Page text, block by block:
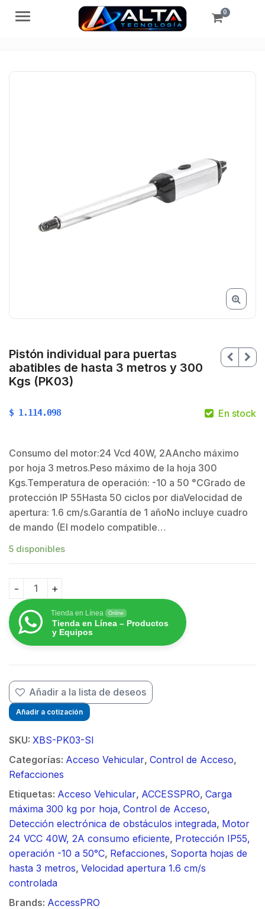
Menú 0
Pistón individual para puertas
abatibles de hasta 3 metros y 300
Kgs (PK03)
$
$ 1.114.098 En stock
Consumo del motor:24 Vcd 40W, 2AAncho máximo
por hoja 3 metros.Peso máximo de la hoja 300
Kgs.Temperatura de operación: -10 a 50 °CGrado de
protección IP 55Hasta 50 ciclos por diaVelocidad de
apertura: 1.6 cm/s.Garantía de 1 añoNo incluye cuadro
de mando (El modelo compatible…
5 disponibles
Pistón individual para puertas abatibles de hasta 3
Tienda en Línea Online
Tienda en Línea – Productos
y Equipos
Añadir a la lista de deseos
Añadir a cotización
SKU: XBS-PK03-SI
Categorías: Acceso Vehicular, Control de Acceso,
Refacciones
Etiquetas: Acceso Vehicular, ACCESSPRO, Carga
máxima 300 kg por hoja, Control de Acceso,
Detección electrónica de obstáculos integrada, Motor
24 VCC 40W, 2A consumo eficiente, Protección IP55,
operación -10 a 50°C, Refacciones, Soporta hojas de
hasta 3 metros, Velocidad apertura 1.6 cm/s
controlada
Brands: AccessPRO